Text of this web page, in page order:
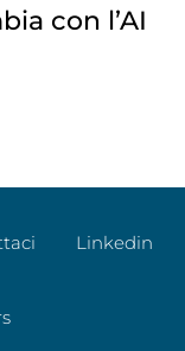
con l’AI
Linkedin